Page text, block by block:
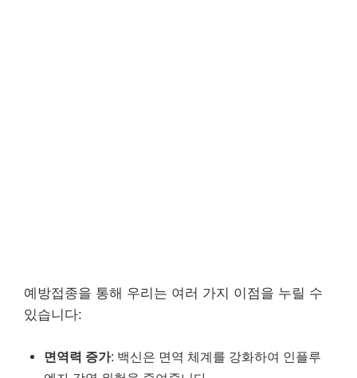
예방접종을 통해 우리는 여러 가지 이점을 누릴 수
있습니다:
면역력 증가: 백신은 면역 체계를 강화하여 인플루